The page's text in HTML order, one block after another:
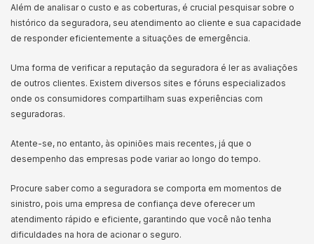
Além de analisar o custo e as coberturas, é crucial pesquisar sobre o
histórico da seguradora, seu atendimento ao cliente e sua capacidade
de responder eficientemente a situações de emergência.
Uma forma de verificar a reputação da seguradora é ler as avaliações
de outros clientes. Existem diversos sites e fóruns especializados
onde os consumidores compartilham suas experiências com
seguradoras.
Atente-se, no entanto, às opiniões mais recentes, já que o
desempenho das empresas pode variar ao longo do tempo.
Procure saber como a seguradora se comporta em momentos de
sinistro, pois uma empresa de confiança deve oferecer um
atendimento rápido e eficiente, garantindo que você não tenha
dificuldades na hora de acionar o seguro.